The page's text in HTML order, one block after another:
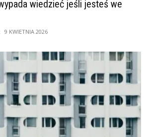
wiedzieć jeśli jesteś we
9 KWIETNIA 2026